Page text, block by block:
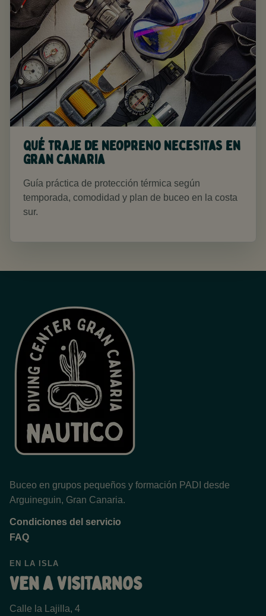
Qué traje de neopreno necesitas en
Gran Canaria
Guía práctica de protección térmica según
temporada, comodidad y plan de buceo en la costa
sur.
Buceo en grupos pequeños y formación PADI desde
Arguineguin, Gran Canaria.
Condiciones del servicio
FAQ
EN LA ISLA
Ven a visitarnos
Calle la Lajilla, 4